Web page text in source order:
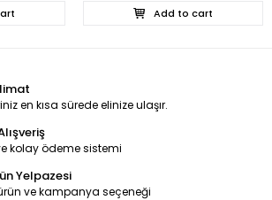
Add to cart
en kısa sürede elinize ulaşır.
kolay ödeme sistemi
Yelpazesi
ve kampanya seçeneği